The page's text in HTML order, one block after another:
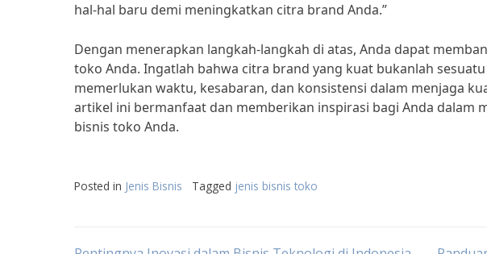
hal-hal baru demi meningkatkan citra brand Anda.”
Dengan menerapkan langkah-langkah di atas, Anda dapat
toko Anda. Ingatlah bahwa citra brand yang kuat bukanlah
memerlukan waktu, kesabaran, dan konsistensi dalam menjaga
artikel ini bermanfaat dan memberikan inspirasi bagi Anda dalam
bisnis toko Anda.
Posted in Jenis Bisnis Tagged jenis bisnis toko